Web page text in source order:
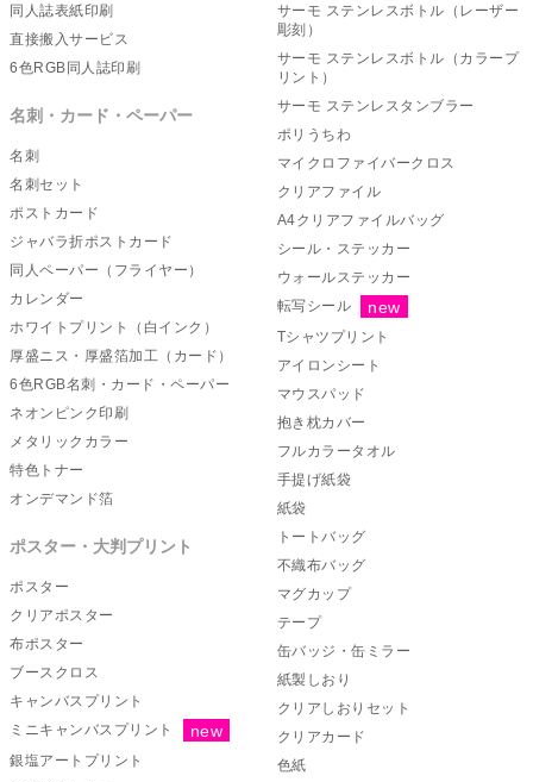
同人誌表紙印刷
直接搬入サービス
6色RGB同人誌印刷
名刺・カード・ペーパー
名刺
名刺セット
ポストカード
ジャバラ折ポストカード
同人ペーパー（フライヤー）
カレンダー
ホワイトプリント（白インク）
厚盛ニス・厚盛箔加工（カード）
6色RGB名刺・カード・ペーパー
ネオンピンク印刷
メタリックカラー
特色トナー
オンデマンド箔
ポスター・大判プリント
ポスター
クリアポスター
布ポスター
ブースクロス
キャンバスプリント
ミニキャンバスプリント
銀塩アートプリント
サーモ ステンレスボトル（レーザー
彫刻）
サーモ ステンレスボトル（カラープ
リント）
サーモ ステンレスタンブラー
ポリうちわ
マイクロファイバークロス
クリアファイル
A4クリアファイルバッグ
シール・ステッカー
ウォールステッカー
転写シール
Tシャツプリント
アイロンシート
マウスパッド
抱き枕カバー
フルカラータオル
手提げ紙袋
紙袋
トートバッグ
不織布バッグ
マグカップ
テープ
缶バッジ・缶ミラー
紙製しおり
クリアしおりセット
クリアカード
色紙